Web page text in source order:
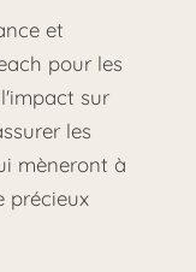
et
pour les
sur
les
mèneront à
précieux